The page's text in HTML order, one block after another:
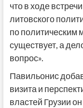
что в ходе
литовского
по политическим
существует, а
вопрос».
Павильонис
визита и
властей Грузии